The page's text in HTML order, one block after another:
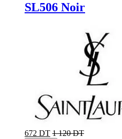
SL506 Noir
672 DT 1 120 DT